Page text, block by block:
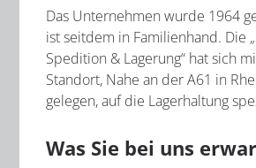
Das Unternehmen wurde 1964
ist seitdem in Familienhand. Die
Spedition & Lagerung“ hat sich
Standort, Nahe an der A61 in
gelegen, auf die Lagerhaltung
Was Sie bei uns